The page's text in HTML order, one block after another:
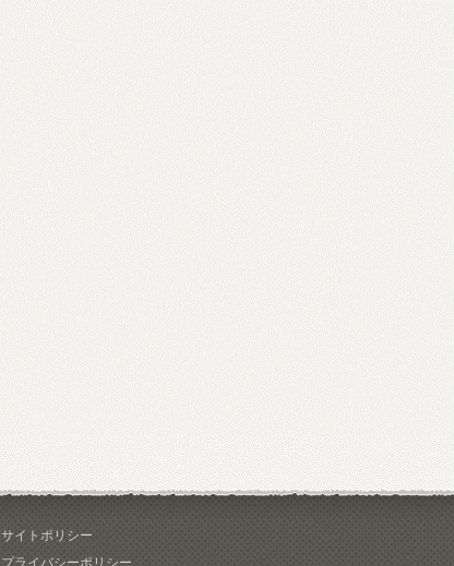
サイトポリシー
プライバシーポリシー